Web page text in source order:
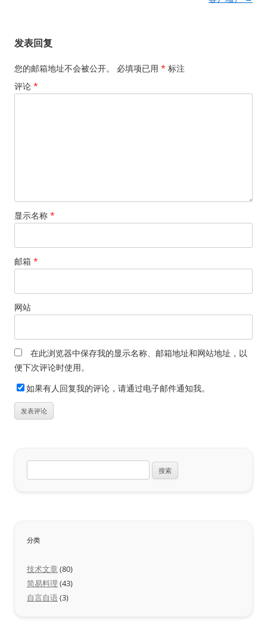
发表回复
您的邮箱地址不会被公开。 必填项已用 * 标注
评论 *
显示名称 *
邮箱 *
网站
在此浏览器中保存我的显示名称、邮箱地址和网站地址，以
便下次评论时使用。
如果有人回复我的评论，请通过电子邮件通知我。
索：
分类
技术文章 (80)
简易料理 (43)
自言自语(3)